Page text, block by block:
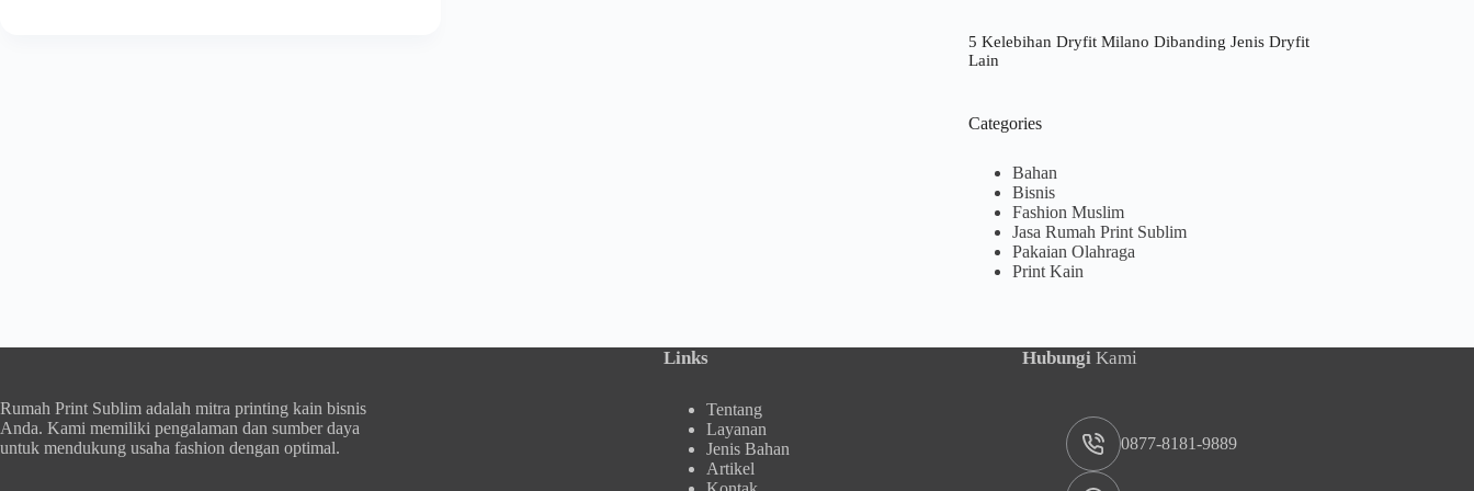
5 Kelebihan Dryfit Milano Dibanding Jenis Dryfit
Lain
Categories
Bahan
Bisnis
Fashion Muslim
Jasa Rumah Print Sublim
Pakaian Olahraga
Print Kain
Rumah Print Sublim adalah mitra printing kain bisnis
Anda. Kami memiliki pengalaman dan sumber daya
untuk mendukung usaha fashion dengan optimal.
Links
Tentang
Layanan
Jenis Bahan
Artikel
HubungiKami
0877-8181-9889